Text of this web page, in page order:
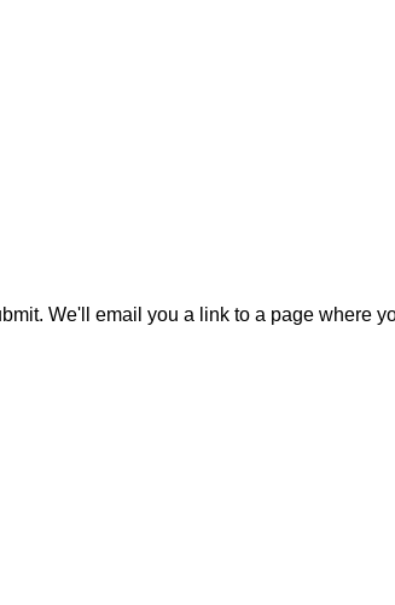
We'll email you a link to a page where